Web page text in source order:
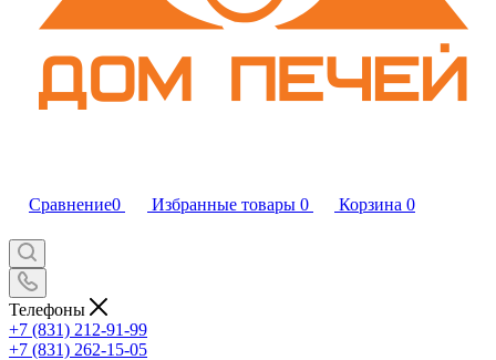
Сравнение0 Избранные товары 0 Корзина 0
Телефоны
+7 (831) 212-91-99
+7 (831) 262-15-05